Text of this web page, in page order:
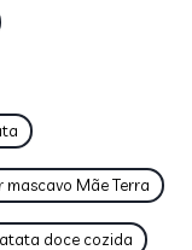
mascavo Mãe Terra
doce cozida